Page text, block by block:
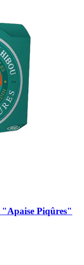
"Apaise Piqûres"